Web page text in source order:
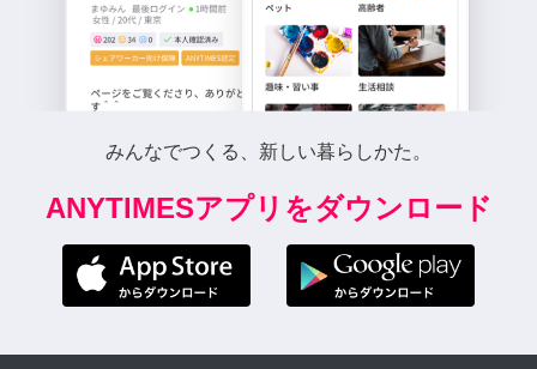
みんなでつくる、新しい暮らしかた。
ANYTIMESアプリをダウンロード